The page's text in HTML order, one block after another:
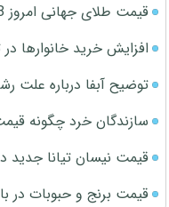
قیمت طلای جهانی امروز 18 مرداد 1405
افزایش خرید خانوارها در
توضیح آبفا درباره علت
سازندگان خرد چگونه
قیمت نیسان تیانا جدید در
قیمت برنج و حبوبات در